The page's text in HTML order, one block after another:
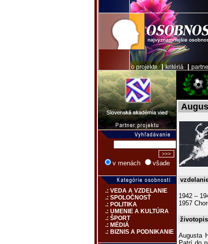
o projekte|kritériá
v menách všade
.: VEDA A VZDELANIE
.: SPOLOČNOSŤ
.: POLITIKA
.: UMENIE A KULTÚRA
.: ŠPORT
.: MÉDIÁ
.: BIZNIS A PODNIKANIE
1942 –
1957
životopis
Augusta